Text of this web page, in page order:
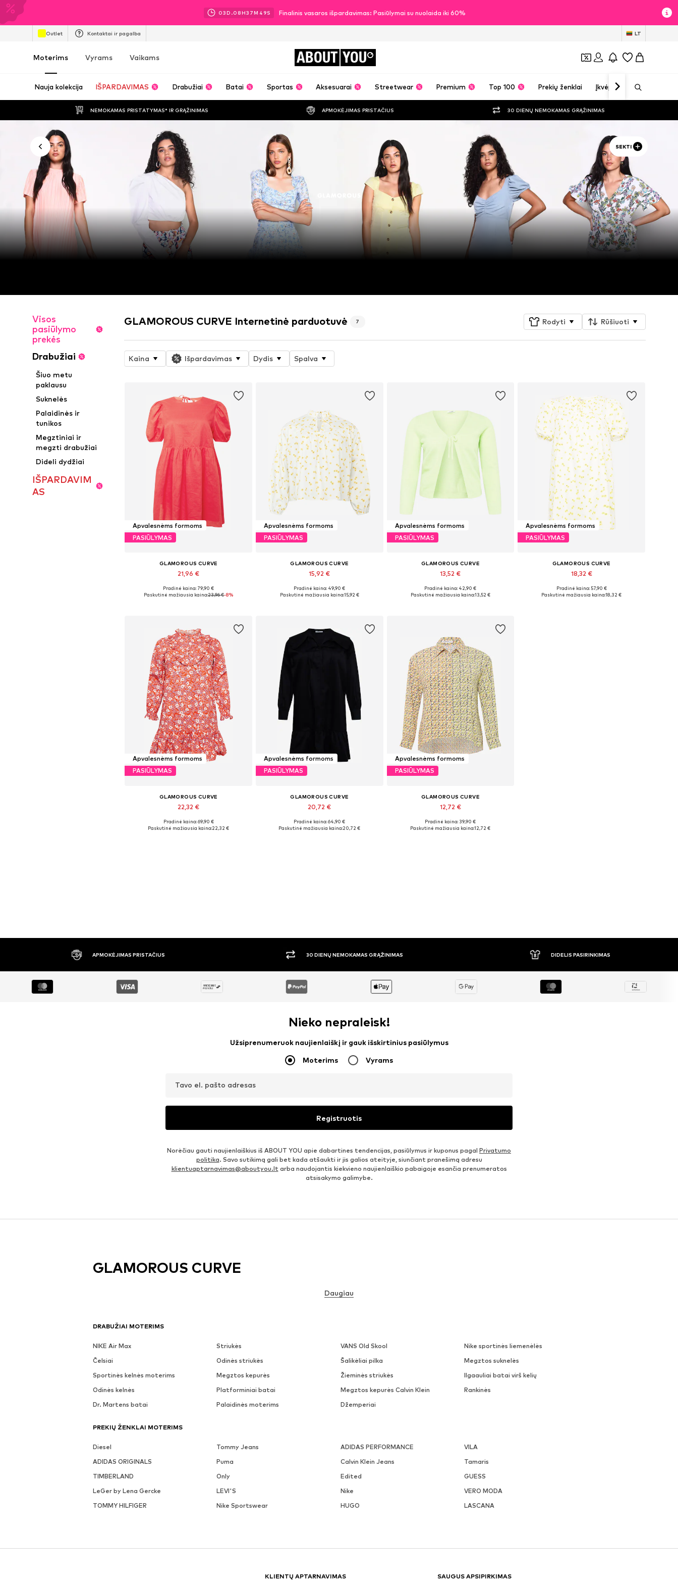
03D.08H37M 47S Finalinis vasaros išpardavimas: Pasiūlymai su nuolaida iki 60%
Outlet Kontaktai ir pagalba LT
Moterims Vyrams Vaikams ABOUT YOU
Nauja kolekcija IŠPARDAVIMAS Drabužiai Batai Sportas Aksesuarai Streetwear Premium Top 100 Prekių ženklai Įkvėpimas
NEMOKAMAS PRISTATYMAS* IR GRĄŽINIMAS APMOKĖJIMAS PRISTAČIUS 30 DIENŲ NEMOKAMAS GRĄŽINIMAS
SEKTI
Visos
pasiūlymo
prekės
Drabužiai
Šiuo metu
paklausu
Suknelės
Palaidinės ir
tunikos
Megztiniai ir
megzti drabužiai
Dideli dydžiai
IŠPARDAVIM
AS
GLAMOROUS CURVE Internetinė parduotuvė 7 Rodyti Rūšiuoti
Kaina Išpardavimas Dydis Spalva
Apvalesnėms formoms
PASIŪLYMAS
GLAMOROUS CURVE
21,96 €
Galimi dydžiai: 44, 46, 48
Pradinė kaina: 79,90 €
Paskutinė mažiausia kaina:23,96 €-8%
Apvalesnėms formoms
PASIŪLYMAS
GLAMOROUS CURVE
15,92 €
Galimi dydžiai: XXL, XXXL
Pradinė kaina: 49,90 €
Paskutinė mažiausia kaina:15,92 €
Apvalesnėms formoms
PASIŪLYMAS
GLAMOROUS CURVE
13,52 €
Galimi dydžiai: XXL, XXXL, 4XL
Pradinė kaina: 42,90 €
Paskutinė mažiausia kaina:13,52 €
Apvalesnėms formoms
PASIŪLYMAS
GLAMOROUS CURVE
18,32 €
Galimi dydžiai: 44, 46, 48
Pradinė kaina: 57,90 €
Paskutinė mažiausia kaina:18,32 €
Apvalesnėms formoms
PASIŪLYMAS
GLAMOROUS CURVE
22,32 €
Galimi dydžiai: 46
Pradinė kaina: 69,90 €
Paskutinė mažiausia kaina:22,32 €
Apvalesnėms formoms
PASIŪLYMAS
GLAMOROUS CURVE
20,72 €
Galimi dydžiai: 46
Pradinė kaina: 64,90 €
Paskutinė mažiausia kaina:20,72 €
Apvalesnėms formoms
PASIŪLYMAS
GLAMOROUS CURVE
12,72 €
Galimi dydžiai: 4XL
Pradinė kaina: 39,90 €
Paskutinė mažiausia kaina:12,72 €
APMOKĖJIMAS PRISTAČIUS 30 DIENŲ NEMOKAMAS GRĄŽINIMAS DIDELIS PASIRINKIMAS
Nieko nepraleisk!
Užsiprenumeruok naujienlaiškį ir gauk išskirtinius pasiūlymus
Moterims Vyrams
Tavo el. pašto adresas
Registruotis
Norėčiau gauti naujienlaiškius iš ABOUT YOU apie dabartines tendencijas, pasiūlymus ir kuponus pagal Privatumo
politika. Savo sutikimą gali bet kada atšaukti ir jis galios ateityje, siunčiant pranešimą adresu
klientuaptarnavimas@aboutyou.ltarba naudojantis kiekvieno naujienlaiškio pabaigoje esančia prenumeratos
atsisakymo galimybe.
DRABUŽIAI MOTERIMS
NIKE Air Max Striukės VANS Old Skool
Nike sportinės liemenėlės
Čelsiai
Odinės striukės Šalikėliai pilka
Megztos suknelės
Sportinės kelnės moterims
Megztos kepurės Žieminės striukės
Ilgaauliai batai virš kelių
Odinės kelnės
Platforminiai batai Megztos kepurės Calvin Klein
Rankinės
Dr. Martens batai
Palaidinės moterims Džemperiai
PREKIŲ ŽENKLAI MOTERIMS
Diesel Tommy Jeans ADIDAS PERFORMANCE
VILA
ADIDAS ORIGINALS
Puma Calvin Klein Jeans
Tamaris
TIMBERLAND
Only Edited
GUESS
LeGer by Lena Gercke
LEVI'S Nike
VERO MODA
TOMMY HILFIGER
Nike Sportswear HUGO LASCANA
KLIENTŲ APTARNAVIMAS SAUGUS APSIPIRKIMAS
GLAMOROUS CURVE
Daugiau